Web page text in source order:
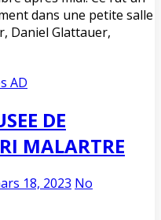
dans une petite salle
Daniel Glattauer,
AD
DE
MALARTRE
18, 2023 No